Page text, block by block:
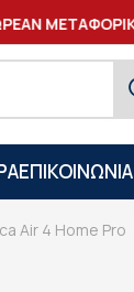
ΜΕΤΑΦΟΡΙΚΑ
ΕΠΙΚΟΙΝΩΝΙΑ
Air 4 Home Pro